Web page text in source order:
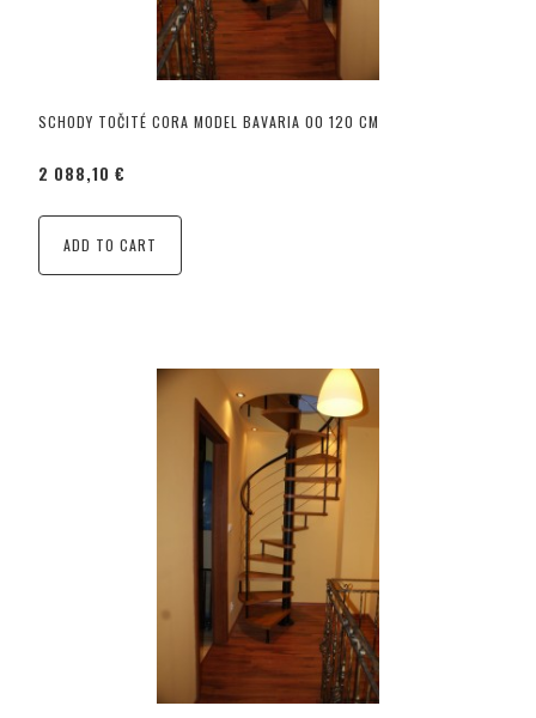
SCHODY TOČITÉ CORA MODEL BAVARIA 00 120 CM
2 088,10 €
ADD TO CART